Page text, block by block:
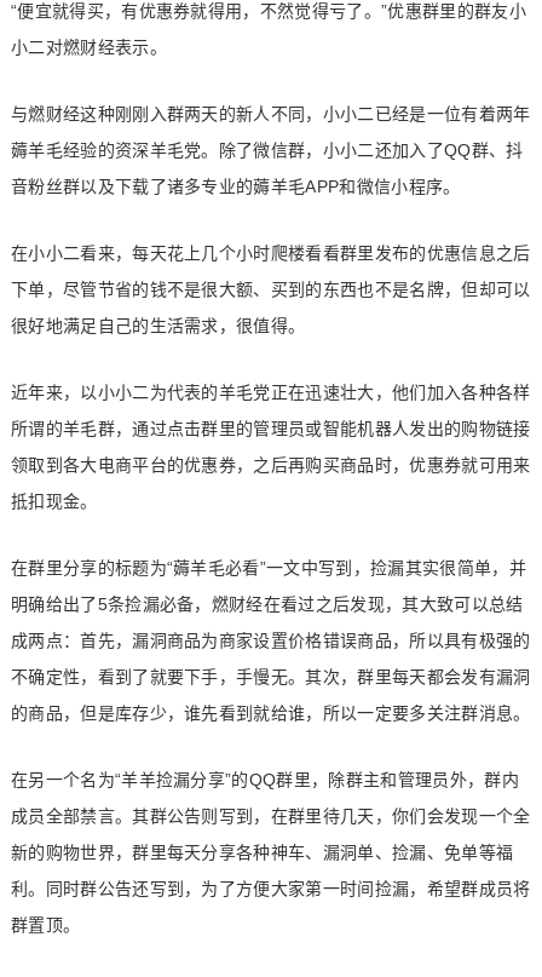
“便宜就得买，有优惠券就得用，不然觉得亏了。”优惠群里的群友小
小二对燃财经表示。
与燃财经这种刚刚入群两天的新人不同，小小二已经是一位有着两年
薅羊毛经验的资深羊毛党。除了微信群，小小二还加入了QQ群、抖
音粉丝群以及下载了诸多专业的薅羊毛APP和微信小程序。
在小小二看来，每天花上几个小时爬楼看看群里发布的优惠信息之后
下单，尽管节省的钱不是很大额、买到的东西也不是名牌，但却可以
很好地满足自己的生活需求，很值得。
近年来，以小小二为代表的羊毛党正在迅速壮大，他们加入各种各样
所谓的羊毛群，通过点击群里的管理员或智能机器人发出的购物链接
领取到各大电商平台的优惠券，之后再购买商品时，优惠券就可用来
抵扣现金。
在群里分享的标题为“薅羊毛必看”一文中写到，捡漏其实很简单，并
明确给出了5条捡漏必备，燃财经在看过之后发现，其大致可以总结
成两点：首先，漏洞商品为商家设置价格错误商品，所以具有极强的
不确定性，看到了就要下手，手慢无。其次，群里每天都会发有漏洞
的商品，但是库存少，谁先看到就给谁，所以一定要多关注群消息。
在另一个名为“羊羊捡漏分享”的QQ群里，除群主和管理员外，群内
成员全部禁言。其群公告则写到，在群里待几天，你们会发现一个全
新的购物世界，群里每天分享各种神车、漏洞单、捡漏、免单等福
利。同时群公告还写到，为了方便大家第一时间捡漏，希望群成员将
群置顶。